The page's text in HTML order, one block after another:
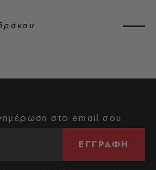
στο email σου
ΕΓΓΡΑΦΗ